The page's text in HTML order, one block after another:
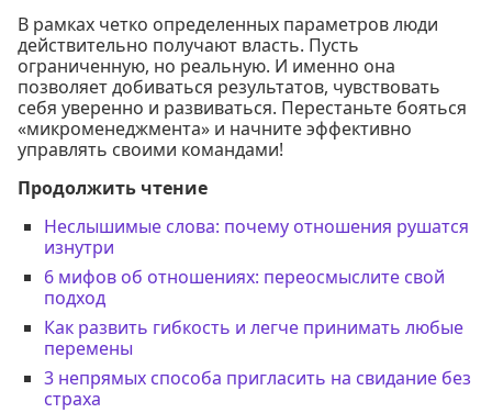
В рамках четко определенных параметров люди
действительно получают власть. Пусть
ограниченную, но реальную. И именно она
позволяет добиваться результатов, чувствовать
себя уверенно и развиваться. Перестаньте бояться
«микроменеджмента» и начните эффективно
управлять своими командами!
Продолжить чтение
Неслышимые слова: почему отношения рушатся
изнутри
6 мифов об отношениях: переосмыслите свой
подход
Как развить гибкость и легче принимать любые
перемены
3 непрямых способа пригласить на свидание без
страха